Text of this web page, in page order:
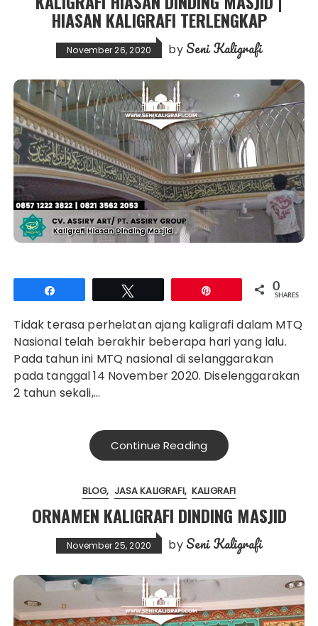
HIASAN KALIGRAFI TERLENGKAP
November 26, 2020 by Seni Kaligrafi
0
SHARES
Tidak terasa perhelatan ajang kaligrafi dalam MTQ
Nasional telah berakhir beberapa hari yang lalu.
Pada tahun ini MTQ nasional di selanggarakan
pada tanggal 14 November 2020. Diselenggarakan
2 tahun sekali,…
Continue Reading
BLOG JASA KALIGRAFI KALIGRAFI
ORNAMEN KALIGRAFI DINDING MASJID
November 25, 2020 by Seni Kaligrafi